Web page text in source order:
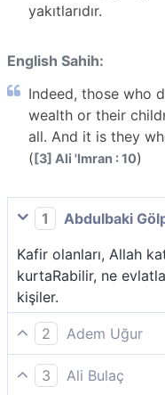
yakıtlarıdır.
English Sahih:
Indeed, those who
wealth or their
all. And it is they
([3] Ali 'Imran : 10)
1
Abdulbaki
Kafir olanları, Allah
kurtaRabilir, ne
kişiler.
2
Adem Uğur
Bilinmelidir ki inkâr
Allah huzurunda
3
Ali Bulaç